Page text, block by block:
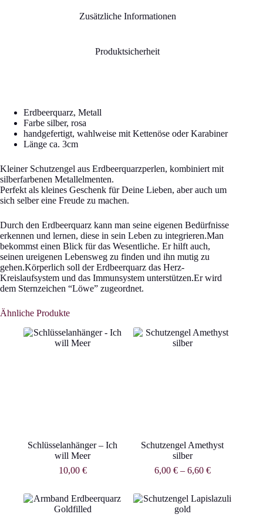
Zusätzliche Informationen
Produktsicherheit
Erdbeerquarz, Metall
Farbe silber, rosa
handgefertigt, wahlweise mit Kettenöse oder Karabiner
Länge ca. 3cm
Kleiner Schutzengel aus Erdbeerquarzperlen, kombiniert mit
silberfarbenen Metallelmenten.
Perfekt als kleines Geschenk für Deine Lieben, aber auch um
sich selber eine Freude zu machen.
Durch den Erdbeerquarz kann man seine eigenen Bedürfnisse
erkennen und lernen, diese in sein Leben zu integrieren.Man
bekommst einen Blick für das Wesentliche. Er hilft auch,
seinen ureigenen Lebensweg zu finden und ihn mutig zu
gehen.Körperlich soll der Erdbeerquarz das Herz-
Kreislaufsystem und das Immunsystem unterstützen.Er wird
dem Sternzeichen “Löwe” zugeordnet.
Ähnliche Produkte
Schlüsselanhänger – Ich
will Meer
10,00 €
Schutzengel Amethyst
silber
6,00 €– 6,60 €